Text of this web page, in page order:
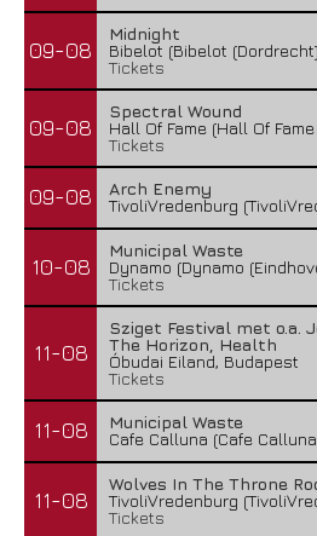
09-08
Midnight
Bibelot (Bibelot
Tickets
09-08
Spectral Wound
Hall Of Fame (Hall Of
Tickets
09-08
Arch Enemy
TivoliVredenburg
10-08
Municipal Waste
Dynamo (Dynamo
Tickets
11-08
Sziget Festival met o.a.
The Horizon, Health
Óbudai Eiland, Budapest
Tickets
11-08
Municipal Waste
Cafe Calluna (Cafe
11-08
Wolves In The Throne
TivoliVredenburg
Tickets